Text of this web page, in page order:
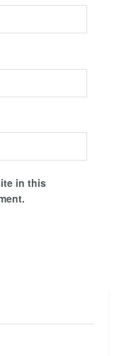
in this